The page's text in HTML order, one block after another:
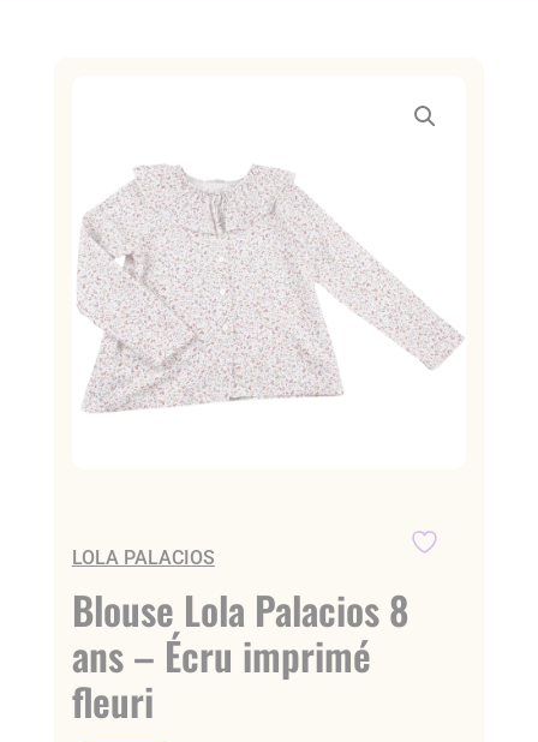
LOLA PALACIOS
Blouse Lola Palacios 8
ans – Écru imprimé
fleuri